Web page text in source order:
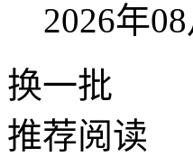
2026年
换一批
推荐阅读